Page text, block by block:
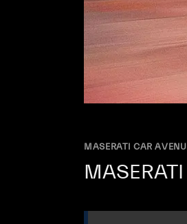
MASERATI CAR